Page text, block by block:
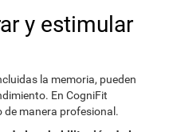
y estimular
la memoria, pueden
En CogniFit
de manera profesional.